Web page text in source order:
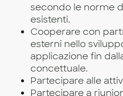
secondo le norme
esistenti.
Cooperare con
esterni nello
applicazione fin
concettuale.
Partecipare alle
Partecipare a